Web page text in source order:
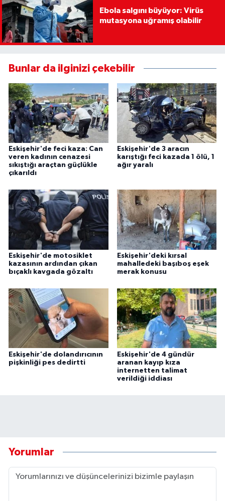
Ebola salgını büyüyor: Virüs
mutasyona uğramış olabilir
Bunlar da ilginizi çekebilir
Eskişehir'de feci kaza: Can
veren kadının cenazesi
sıkıştığı araçtan güçlükle
çıkarıldı
Eskişehir'de 3 aracın
karıştığı feci kazada 1 ölü, 1
ağır yaralı
Eskişehir'de motosiklet
kazasının ardından çıkan
bıçaklı kavgada gözaltı
Eskişehir'deki kırsal
mahalledeki başıboş eşek
merak konusu
Eskişehir'de dolandırıcının
pişkinliği pes dedirtti
Eskişehir'de 4 gündür
aranan kayıp kıza
internetten talimat
verildiği iddiası
Yorumlar